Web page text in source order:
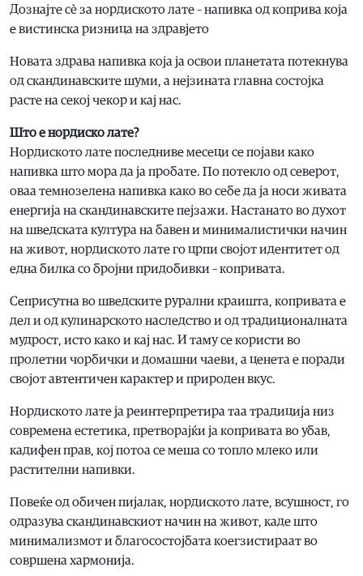
Дознајте сè за нордиското лате – напивка од коприва која
е вистинска ризница на здравјето
Новата здрава напивка која ја освои планетата потекнува
од скандинавските шуми, а нејзината главна состојка
расте на секој чекор и кај нас.
Што е нордиско лате?
Нордиското лате последниве месеци се појави како
напивка што мора да ја пробате. По потекло од северот,
оваа темнозелена напивка како во себе да ја носи живата
енергија на скандинавските пејзажи. Настанато во духот
на шведската култура на бавен и минималистички начин
на живот, нордиското лате го црпи својот идентитет од
една билка со бројни придобивки – копривата.
Сеприсутна во шведските рурални краишта, копривата е
дел и од кулинарското наследство и од традиционалната
мудрост, исто како и кај нас. И таму се користи во
пролетни чорбички и домашни чаеви, а ценета е поради
својот автентичен карактер и природен вкус.
Нордиското лате ја реинтерпретира таа традиција низ
современа естетика, претворајќи ја копривата во убав,
кадифен прав, кој потоа се меша со топло млеко или
растителни напивки.
Повеќе од обичен пијалак, нордиското лате, всушност, го
одразува скандинавскиот начин на живот, каде што
минимализмот и благосостојбата коегзистираат во
совршена хармонија.